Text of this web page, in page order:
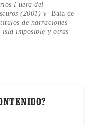
Fuera del
(2001) y Bala de
de narraciones
isla imposible y otras